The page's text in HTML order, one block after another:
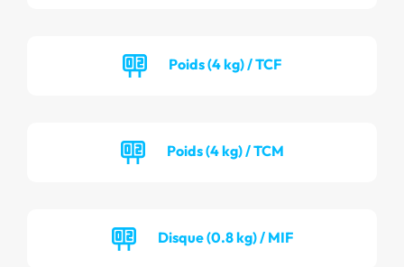
Poids (4 kg) / TCF
Poids (4 kg) / TCM
Disque (0.8 kg) / MIF